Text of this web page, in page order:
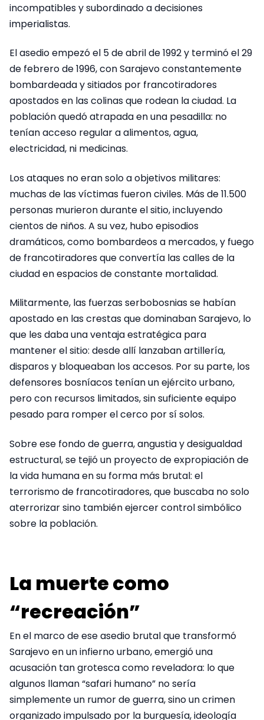
incompatibles y subordinado a decisiones
imperialistas.
El asedio empezó el 5 de abril de 1992 y terminó el 29
de febrero de 1996, con Sarajevo constantemente
bombardeada y sitiados por francotiradores
apostados en las colinas que rodean la ciudad. La
población quedó atrapada en una pesadilla: no
tenían acceso regular a alimentos, agua,
electricidad, ni medicinas.
Los ataques no eran solo a objetivos militares:
muchas de las víctimas fueron civiles. Más de 11.500
personas murieron durante el sitio, incluyendo
cientos de niños. A su vez, hubo episodios
dramáticos, como bombardeos a mercados, y fuego
de francotiradores que convertía las calles de la
ciudad en espacios de constante mortalidad.
Militarmente, las fuerzas serbobosnias se habían
apostado en las crestas que dominaban Sarajevo, lo
que les daba una ventaja estratégica para
mantener el sitio: desde allí lanzaban artillería,
disparos y bloqueaban los accesos. Por su parte, los
defensores bosníacos tenían un ejército urbano,
pero con recursos limitados, sin suficiente equipo
pesado para romper el cerco por sí solos.
Sobre ese fondo de guerra, angustia y desigualdad
estructural, se tejió un proyecto de expropiación de
la vida humana en su forma más brutal: el
terrorismo de francotiradores, que buscaba no solo
aterrorizar sino también ejercer control simbólico
sobre la población.
La muerte como
“recreación”
En el marco de ese asedio brutal que transformó
Sarajevo en un infierno urbano, emergió una
acusación tan grotesca como reveladora: lo que
algunos llaman “safari humano” no sería
simplemente un rumor de guerra, sino un crimen
organizado impulsado por la burguesía, ideología